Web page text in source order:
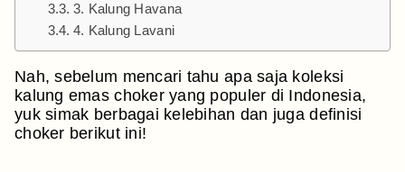
3. Kalung Havana
4. Kalung Lavani
Nah, sebelum mencari tahu apa saja koleksi
kalung emas choker yang populer di Indonesia,
yuk simak berbagai kelebihan dan juga definisi
choker berikut ini!